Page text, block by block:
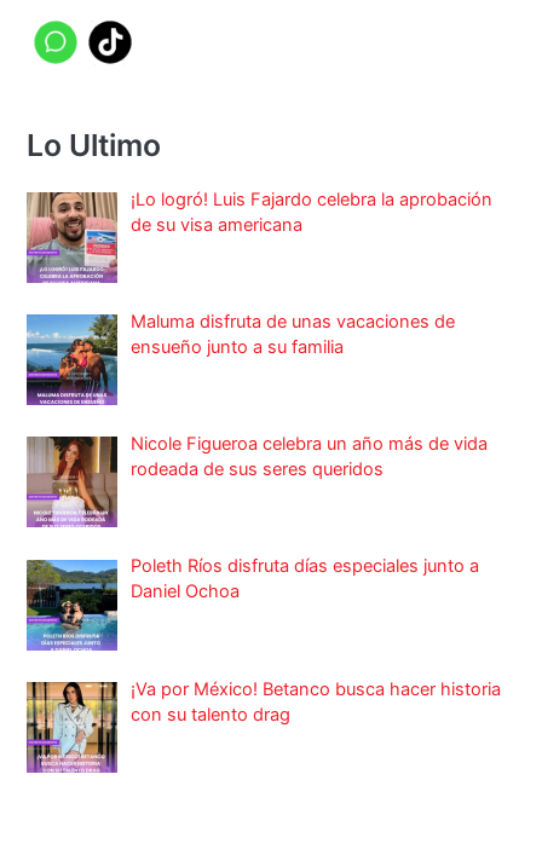
Lo Ultimo
¡Lo logró! Luis Fajardo celebra la aprobación
de su visa americana
Maluma disfruta de unas vacaciones de
ensueño junto a su familia
Nicole Figueroa celebra un año más de vida
rodeada de sus seres queridos
Poleth Ríos disfruta días especiales junto a
Daniel Ochoa
¡Va por México! Betanco busca hacer historia
con su talento drag